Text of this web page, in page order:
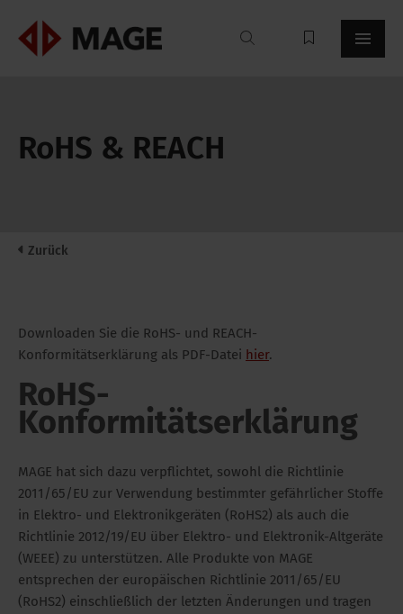
Mageroof
RoHS & REACH
Zurück
Downloaden Sie die RoHS- und REACH-
Konformitätserklärung als PDF-Datei hier.
RoHS-
Konformitätserklärung
MAGE hat sich dazu verpflichtet, sowohl die Richtlinie
2011/65/EU zur Verwendung bestimmter gefährlicher Stoffe
in Elektro- und Elektronikgeräten (RoHS2) als auch die
Richtlinie 2012/19/EU über Elektro- und Elektronik-Altgeräte
(WEEE) zu unterstützen. Alle Produkte von MAGE
entsprechen der europäischen Richtlinie 2011/65/EU
(RoHS2) einschließlich der letzten Änderungen und tragen